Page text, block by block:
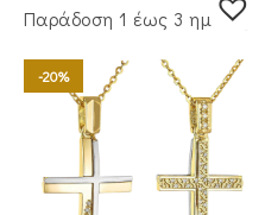
Παράδoση 1 έως 3 ημέρες
-20%